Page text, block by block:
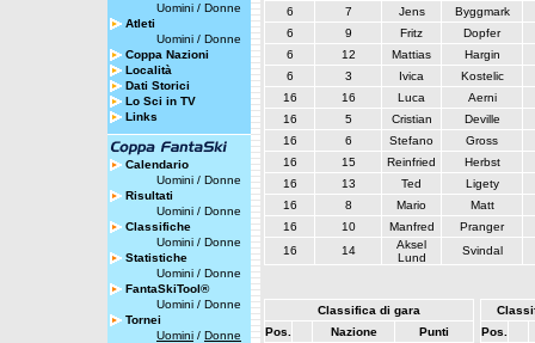
Uomini / Donne
Atleti
Uomini / Donne
Coppa Nazioni
Località
Dati Storici
Lo Sci in TV
Links
Calendario
Uomini / Donne
Risultati
Uomini / Donne
Classifiche
Uomini / Donne
Statistiche
Uomini / Donne
FantaSkiTool®
Uomini / Donne
Tornei
Uomini / Donne
6
7 Jens
Byggmark
6
9 Fritz
Dopfer
6
12 Mattias
Hargin
6
3 Ivica
Kostelic
16
16 Luca
Aerni
16
5 Cristian
Deville
16
6 Stefano
Gross
16
15 Reinfried
Herbst
16
13 Ted
Ligety
16
8 Mario
Matt
16
10 Manfred
Pranger
16
14
Aksel
Lund
Svindal
Classifica di gara
Pos.
Nazione
Punti
Pos.